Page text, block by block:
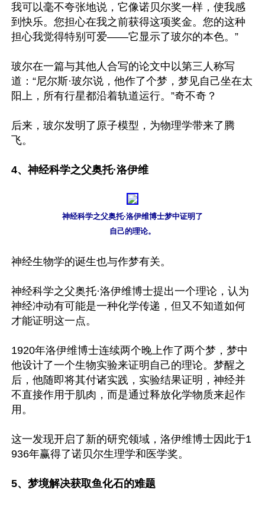
我可以毫不夸张地说，它像诺贝尔奖一样，使我感
到快乐。您担心在我之前获得这项奖金。您的这种
担心我觉得特别可爱——它显示了玻尔的本色。”
玻尔在一篇与其他人合写的论文中以第三人称写
道：“尼尔斯·玻尔说，他作了个梦，梦见自己坐在太
阳上，所有行星都沿着轨道运行。”奇不奇？
后来，玻尔发明了原子模型，为物理学带来了腾
飞。
4、神经科学之父奥托·洛伊维
神经科学之父奥托·洛伊维博士梦中证明了
自己的理论。
神经生物学的诞生也与作梦有关。
神经科学之父奥托·洛伊维博士提出一个理论，认为
神经冲动有可能是一种化学传递，但又不知道如何
才能证明这一点。
1920年洛伊维博士连续两个晚上作了两个梦，梦中
他设计了一个生物实验来证明自己的理论。梦醒之
后，他随即将其付诸实践，实验结果证明，神经并
不直接作用于肌肉，而是通过释放化学物质来起作
用。
这一发现开启了新的研究领域，洛伊维博士因此于1
936年赢得了诺贝尔生理学和医学奖。
5、梦境解决获取鱼化石的难题